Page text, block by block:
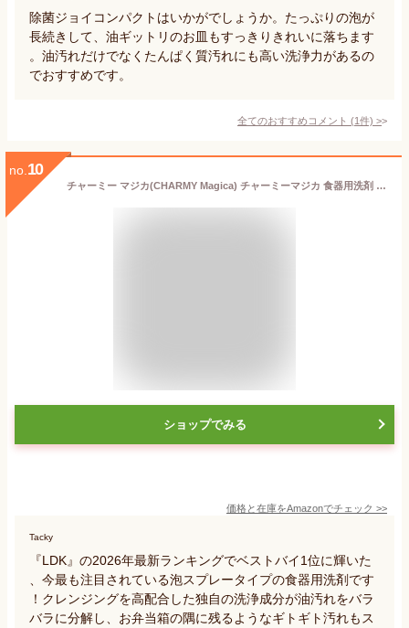
除菌ジョイコンパクトはいかがでしょうか。たっぷりの泡が
長続きして、油ギットリのお皿もすっきりきれいに落ちます
。油汚れだけでなくたんぱく質汚れにも高い洗浄力があるの
でおすすめです。
全てのおすすめコメント (1件) >
no. 10
チャーミー マジカ(CHARMY Magica) チャーミーマジカ 食器用洗剤 一発洗浄スプレー オレンジの香り 本体
ショップでみる
価格と在庫をAmazonでチェック >>
Tacky
『LDK』の2026年最新ランキングでベストバイ1位に輝いた
、今最も注目されている泡スプレータイプの食器用洗剤です
！クレンジングを高配合した独自の洗浄成分が油汚れをバラ
バラに分解し、お弁当箱の隅に残るようなギトギト汚れもス